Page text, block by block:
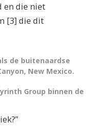
en die niet
[3] die dit
de buitenaardse
New Mexico.
Group binnen de